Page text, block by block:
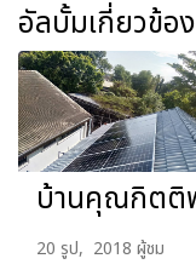
อัลบั้มเกี่ยวข้อง
20 รูป, 2018 ผู้ชม